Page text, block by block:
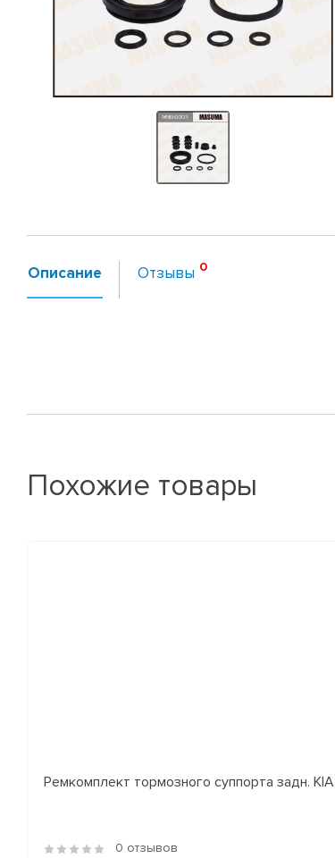
Описание Отзывы
Похожие товары
Ремкомплект тормозного суппорта задн. KIA
0 отзывов